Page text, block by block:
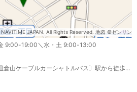
JAPAN. All Rights Reserved. 地図 ©ゼンリン
9:00-19:00＼水・土 9:00-13:00
ＪＲ八幡駅〔皿倉山ケーブルカーシャトルバス〕駅から徒歩3分(190m)